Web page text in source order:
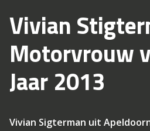
Vivian
Motorvrouw
Jaar 2013
Vivian Sigterman uit